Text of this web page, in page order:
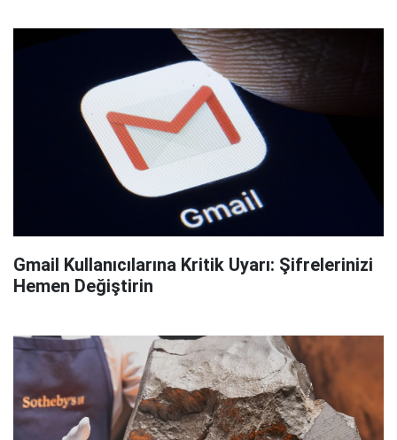
Gmail Kullanıcılarına Kritik Uyarı: Şifrelerinizi
Hemen Değiştirin